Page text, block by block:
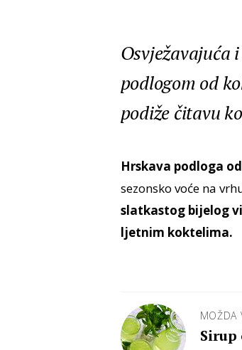
Osvježavajuća
podlogom od
podiže čitavu
Hrskava podloga
sezonsko voće na
slatkastog bijelog
ljetnim koktelima.
MOŽDA